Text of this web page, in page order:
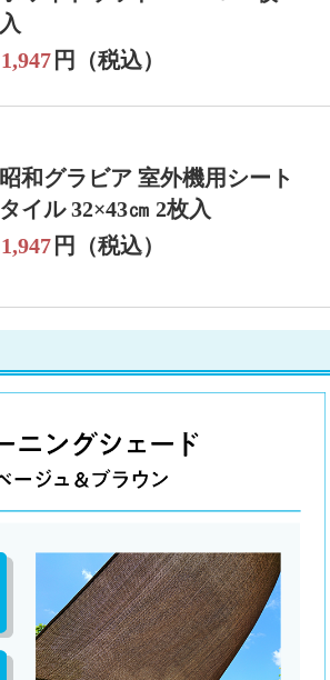
入
1,947 円（税込）
昭和グラビア 室外機用シート
タイル 32×43㎝ 2枚入
1,947 円（税込）